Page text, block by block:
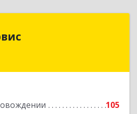
105
Осетия - Алания Респ,